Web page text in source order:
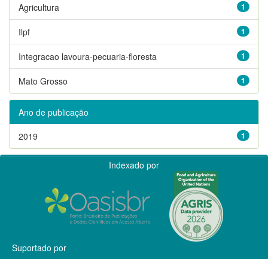
1
Agricultura
1
Ilpf
1
Integracao lavoura-pecuaria-floresta
1
Mato Grosso
Ano de publicação
1
2019
Indexado por
Suportado por